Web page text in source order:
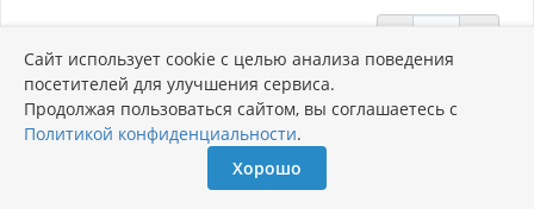
обеспечивает надежную защиту
распределительных и групповых цепей с
различной нагрузкой. Идеален для
электроприборов и освещения
(характеристика B), двигателей с небольшими
пусковыми токами (характеристика C) и
двигателей с высокими пусковыми токами
(характеристика D). Рекомендуется для
Цена:
947 руб.
1 231 руб.
Есть в наличии
В корзину
Автоматический выключатель IEK
Сайт использует cookie с целью анализа поведения
посетителей для улучшения сервиса.
Продолжая пользоваться сайтом, вы соглашаетесь с
Политикой конфиденциальности.
Хорошо